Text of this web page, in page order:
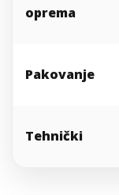
oprema
Pakovanje
Tehnički